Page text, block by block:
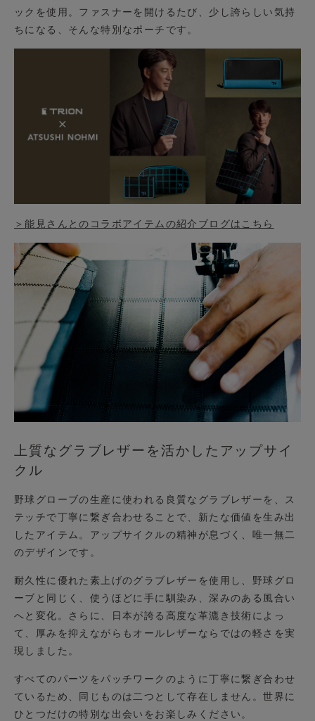
ックを使用。ファスナーを開けるたび、少し誇らしい気持
ちになる、そんな特別なポーチです。
＞能見さんとのコラボアイテムの紹介ブログはこちら
上質なグラブレザーを活かしたアップサイ
クル
野球グローブの生産に使われる良質なグラブレザーを、ス
テッチで丁寧に繋ぎ合わせることで、新たな価値を生み出
したアイテム。アップサイクルの精神が息づく、唯一無二
のデザインです。
耐久性に優れた素上げのグラブレザーを使用し、野球グロ
ーブと同じく、使うほどに手に馴染み、深みのある風合い
へと変化。さらに、日本が誇る高度な革漉き技術によっ
て、厚みを抑えながらもオールレザーならではの軽さを実
現しました。
すべてのパーツをパッチワークのように丁寧に繋ぎ合わせ
ているため、同じものは二つとして存在しません。世界に
ひとつだけの特別な出会いをお楽しみください。